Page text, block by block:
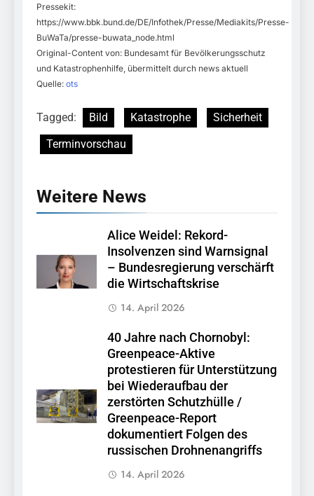
Pressekit:
https://www.bbk.bund.de/DE/Infothek/Presse/Mediakits/Presse-
BuWaTa/presse-buwata_node.html
Original-Content von: Bundesamt für Bevölkerungsschutz
und Katastrophenhilfe, übermittelt durch news aktuell
Quelle: ots
Tagged: Bild Katastrophe
Sicherheit
Terminvorschau
Weitere News
Alice Weidel: Rekord-
Insolvenzen sind Warnsignal
– Bundesregierung verschärft
die Wirtschaftskrise
14. April 2026
40 Jahre nach Chornobyl:
Greenpeace-Aktive
protestieren für Unterstützung
bei Wiederaufbau der
zerstörten Schutzhülle /
Greenpeace-Report
dokumentiert Folgen des
russischen Drohnenangriffs
14. April 2026